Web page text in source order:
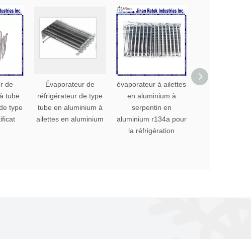
de
tube
type
Évaporateur de
réfrigérateur de type
tube en aluminium à
ailettes en aluminium
évaporateur à ailettes
en aluminium à
serpentin en
aluminium r134a pour
la réfrigération